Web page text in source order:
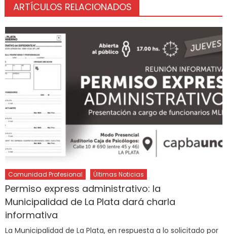
ARTÍCULOS RELACIONADOS
Comunidad Profesional Últimas Noticias
Permiso express administrativo: la
Municipalidad de La Plata dará charla
informativa
La Municipalidad de La Plata, en respuesta a lo solicitado por